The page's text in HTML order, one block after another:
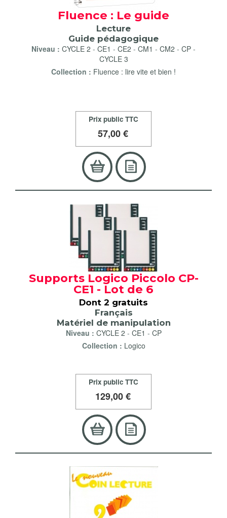
Fluence : Le guide
Lecture
Guide pédagogique
Niveau : CYCLE 2 - CE1 - CE2 - CM1 - CM2 - CP -
CYCLE 3
Collection : Fluence : lire vite et bien !
Prix public TTC
57,00 €
Supports Logico Piccolo CP-
CE1 - Lot de 6
Dont 2 gratuits
Français
Matériel de manipulation
Niveau : CYCLE 2 - CE1 - CP
Collection : Logico
Prix public TTC
129,00 €